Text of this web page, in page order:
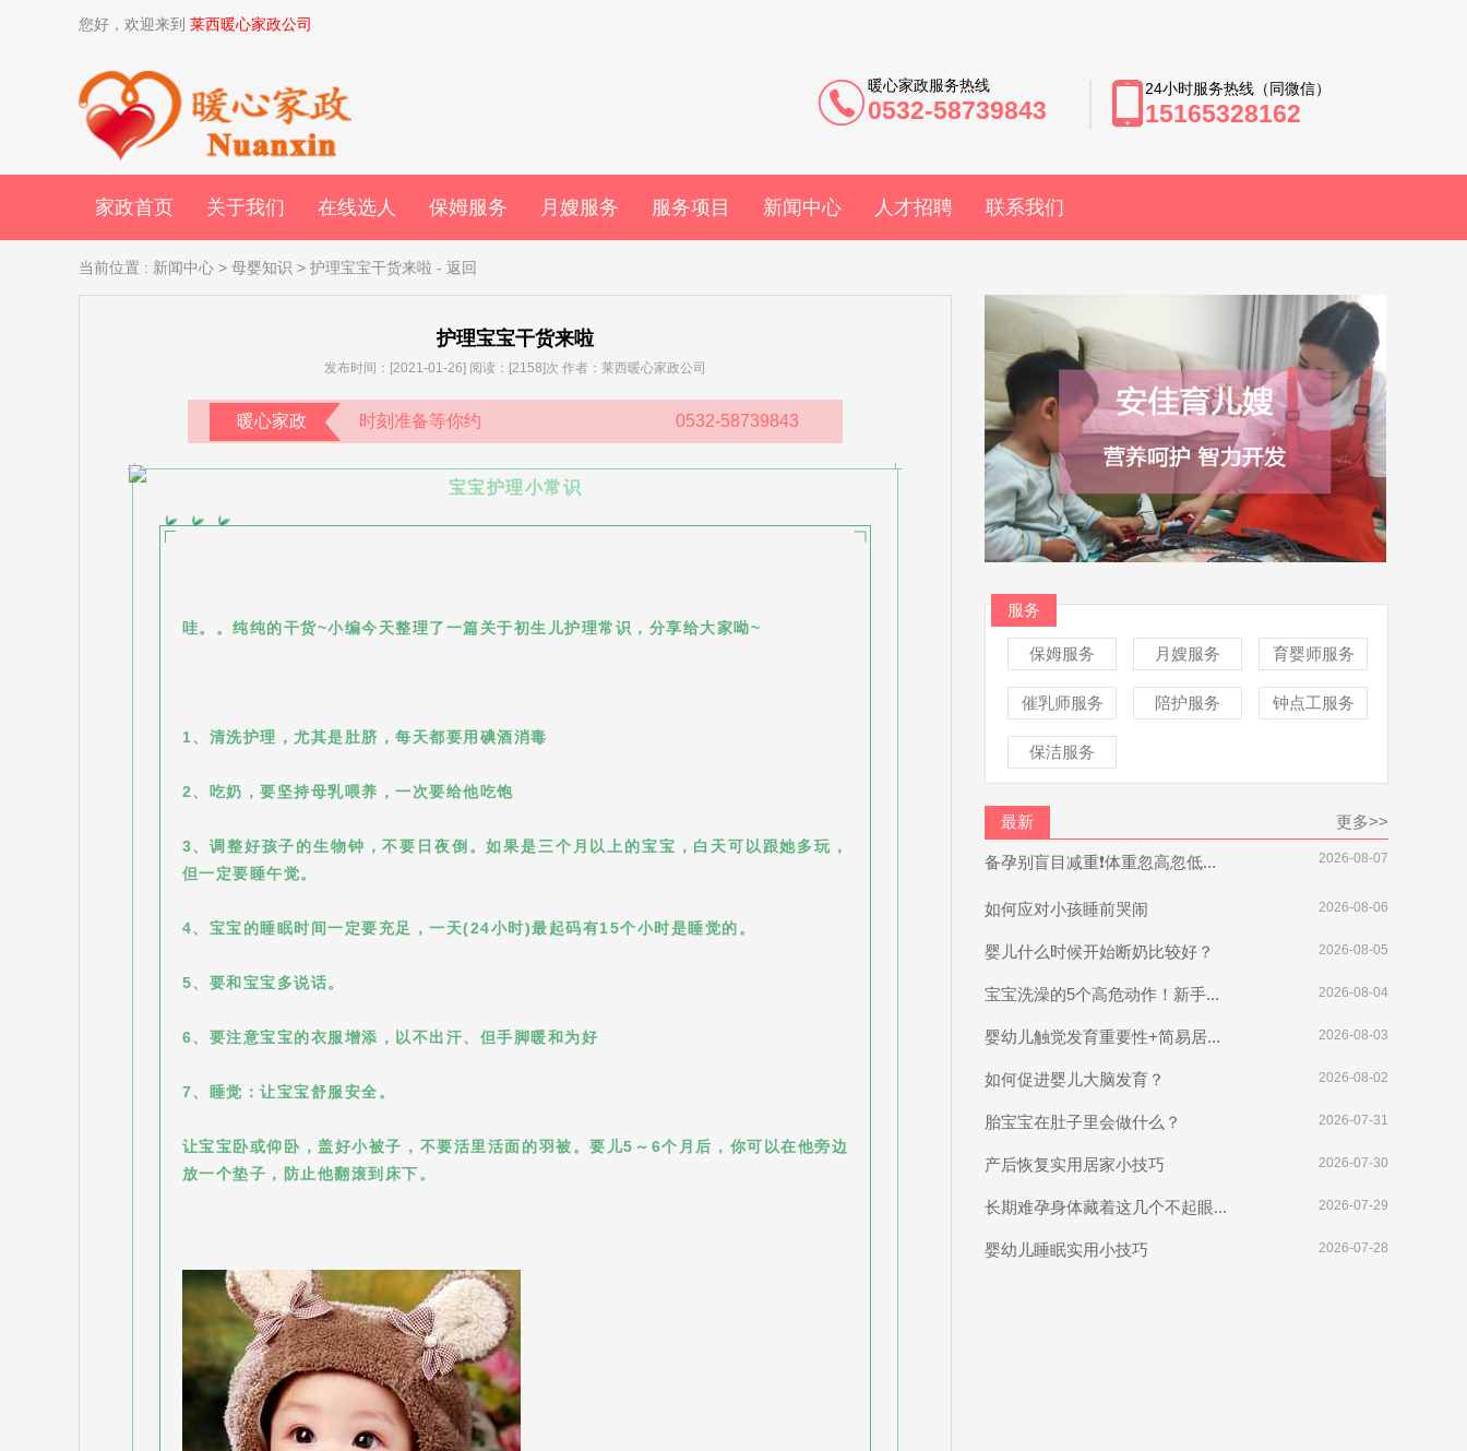
您好，欢迎来到 莱西暖心家政公司
暖心家政服务热线
0532-58739843
24小时服务热线（同微信）
15165328162
家政首页 关于我们 在线选人 保姆服务 月嫂服务 服务项目 新闻中心 人才招聘 联系我们
当前位置 : 新闻中心 > 母婴知识 > 护理宝宝干货来啦 - 返回
护理宝宝干货来啦
发布时间：[2021-01-26] 阅读：[2158]次 作者：莱西暖心家政公司
暖心家政 时刻准备等你约 0532-58739843
宝宝护理小常识
哇。。纯纯的干货~小编今天整理了一篇关于初生儿护理常识，分享给大家呦~
1、清洗护理，尤其是肚脐，每天都要用碘酒消毒
2、吃奶，要坚持母乳喂养，一次要给他吃饱
3、调整好孩子的生物钟，不要日夜倒。如果是三个月以上的宝宝，白天可以跟她多玩，
但一定要睡午觉。
4、宝宝的睡眠时间一定要充足，一天(24小时)最起码有15个小时是睡觉的。
5、要和宝宝多说话。
6、要注意宝宝的衣服增添，以不出汗、但手脚暖和为好
7、睡觉：让宝宝舒服安全。
让宝宝卧或仰卧，盖好小被子，不要活里活面的羽被。要儿5～6个月后，你可以在他旁边
放一个垫子，防止他翻滚到床下。
服务
保姆服务 月嫂服务 育婴师服务
催乳师服务 陪护服务 钟点工服务
保洁服务
最新 更多>>
备孕别盲目减重❗体重忽高忽低... 2026-08-07
如何应对小孩睡前哭闹 2026-08-06
婴儿什么时候开始断奶比较好？ 2026-08-05
宝宝洗澡的5个高危动作！新手... 2026-08-04
婴幼儿触觉发育重要性+简易居... 2026-08-03
如何促进婴儿大脑发育？ 2026-08-02
胎宝宝在肚子里会做什么？ 2026-07-31
产后恢复实用居家小技巧 2026-07-30
长期难孕身体藏着这几个不起眼... 2026-07-29
婴幼儿睡眠实用小技巧 2026-07-28